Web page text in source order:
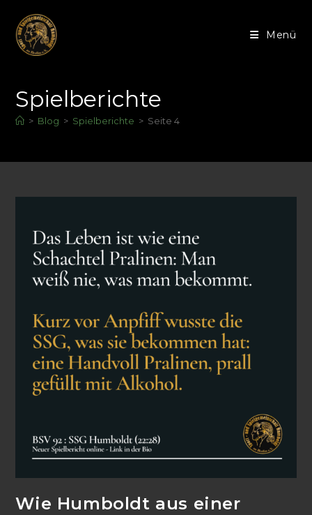
Menü
Spielberichte
> Blog > Spielberichte > Seite 4
Wie Humboldt aus einer